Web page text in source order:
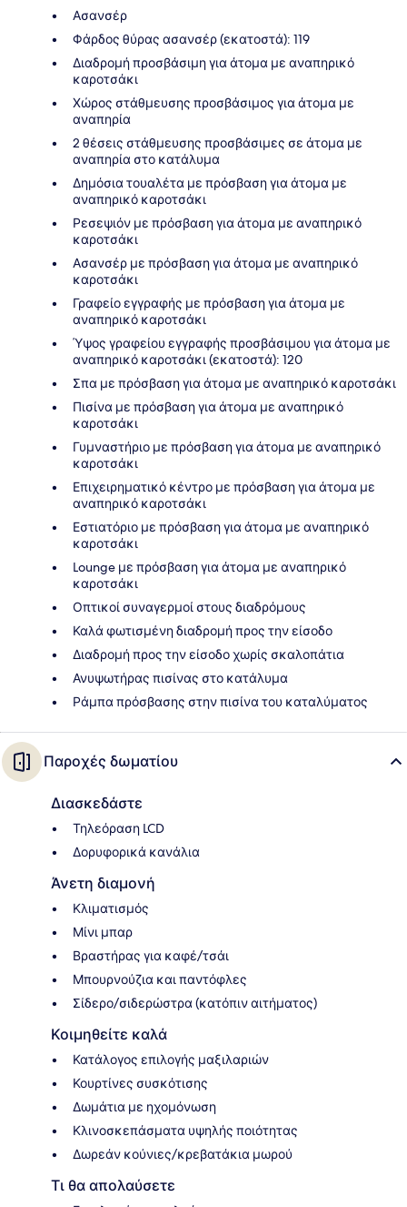
Ασανσέρ
Φάρδος θύρας ασανσέρ (εκατοστά): 119
Διαδρομή προσβάσιμη για άτομα με αναπηρικό
καροτσάκι
Χώρος στάθμευσης προσβάσιμος για άτομα με
αναπηρία
2 θέσεις στάθμευσης προσβάσιμες σε άτομα με
αναπηρία στο κατάλυμα
Δημόσια τουαλέτα με πρόσβαση για άτομα με
αναπηρικό καροτσάκι
Ρεσεψιόν με πρόσβαση για άτομα με αναπηρικό
καροτσάκι
Ασανσέρ με πρόσβαση για άτομα με αναπηρικό
καροτσάκι
Γραφείο εγγραφής με πρόσβαση για άτομα με
αναπηρικό καροτσάκι
Ύψος γραφείου εγγραφής προσβάσιμου για άτομα με
αναπηρικό καροτσάκι (εκατοστά): 120
Σπα με πρόσβαση για άτομα με αναπηρικό καροτσάκι
Πισίνα με πρόσβαση για άτομα με αναπηρικό
καροτσάκι
Γυμναστήριο με πρόσβαση για άτομα με αναπηρικό
καροτσάκι
Επιχειρηματικό κέντρο με πρόσβαση για άτομα με
αναπηρικό καροτσάκι
Εστιατόριο με πρόσβαση για άτομα με αναπηρικό
καροτσάκι
Lounge με πρόσβαση για άτομα με αναπηρικό
καροτσάκι
Οπτικοί συναγερμοί στους διαδρόμους
Καλά φωτισμένη διαδρομή προς την είσοδο
Διαδρομή προς την είσοδο χωρίς σκαλοπάτια
Ανυψωτήρας πισίνας στο κατάλυμα
Ράμπα πρόσβασης στην πισίνα του καταλύματος
Παροχές δωματίου
Διασκεδάστε
Τηλεόραση LCD
Δορυφορικά κανάλια
Άνετη διαμονή
Κλιματισμός
Μίνι μπαρ
Βραστήρας για καφέ/τσάι
Μπουρνούζια και παντόφλες
Σίδερο/σιδερώστρα (κατόπιν αιτήματος)
Κοιμηθείτε καλά
Κατάλογος επιλογής μαξιλαριών
Κουρτίνες συσκότισης
Δωμάτια με ηχομόνωση
Κλινοσκεπάσματα υψηλής ποιότητας
Δωρεάν κούνιες/κρεβατάκια μωρού
Τι θα απολαύσετε